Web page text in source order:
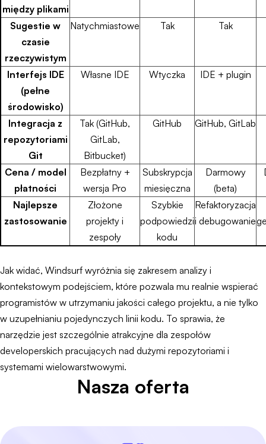
między plikami
Sugestie w
czasie
rzeczywistym
Natychmiastowe Tak Tak
Interfejs IDE
(pełne
środowisko)
Własne IDE Wtyczka IDE + plugin
Integracja z
repozytoriami
Git
Tak (GitHub,
GitLab,
Bitbucket)
GitHub GitHub, GitLab
Cena / model
płatności
Bezpłatny +
wersja Pro
Subskrypcja
miesięczna
Darmowy
(beta)
Najlepsze
zastosowanie
Złożone
projekty i
zespoły
Szybkie
podpowiedzi
kodu
Refaktoryzacja
i debugowanie
Jak widać, Windsurf wyróżnia się zakresem analizy i
kontekstowym podejściem, które pozwala mu realnie wspierać
programistów w utrzymaniu jakości całego projektu, a nie tylko
w uzupełnianiu pojedynczych linii kodu. To sprawia, że
narzędzie jest szczególnie atrakcyjne dla zespołów
developerskich pracujących nad dużymi repozytoriami i
systemami wielowarstwowymi.
Nasza oferta